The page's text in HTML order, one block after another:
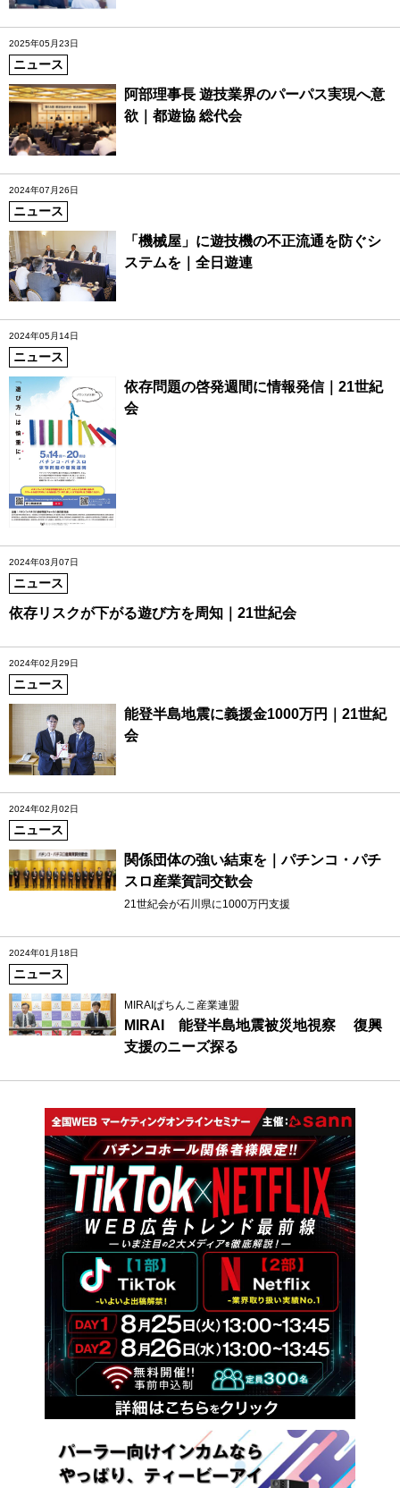
2025年05月23日
ニュース
阿部理事長 遊技業界のパーパス実現へ意
欲｜都遊協 総代会
2024年07月26日
ニュース
「機械屋」に遊技機の不正流通を防ぐシ
ステムを｜全日遊連
2024年05月14日
ニュース
依存問題の啓発週間に情報発信｜21世紀
会
2024年03月07日
ニュース
依存リスクが下がる遊び方を周知｜21世紀会
2024年02月29日
ニュース
能登半島地震に義援金1000万円｜21世紀
会
2024年02月02日
ニュース
関係団体の強い結束を｜パチンコ・パチ
スロ産業賀詞交歓会
21世紀会が石川県に1000万円支援
2024年01月18日
ニュース
MIRAIぱちんこ産業連盟
MIRAI 能登半島地震被災地視察 復興
支援のニーズ探る